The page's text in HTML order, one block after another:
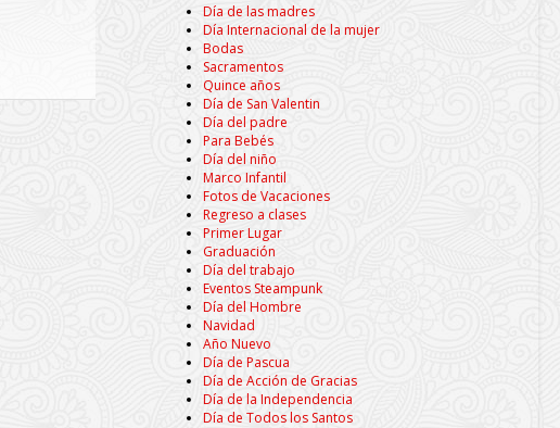
Día de las madres
Día Internacional de la mujer
Bodas
Sacramentos
Quince años
Día de San Valentin
Día del padre
Para Bebés
Día del niño
Marco Infantil
Fotos de Vacaciones
Regreso a clases
Primer Lugar
Graduación
Día del trabajo
Eventos Steampunk
Día del Hombre
Navidad
Año Nuevo
Día de Pascua
Día de Acción de Gracias
Día de la Independencia
Día de Todos los Santos